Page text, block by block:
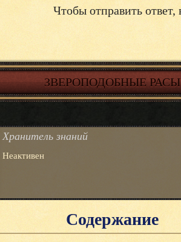
ЗВЕРОПОДОБНЫЕ РАСЫ
Чтобы отправить
Хранитель знаний
Неактивен
Содержание